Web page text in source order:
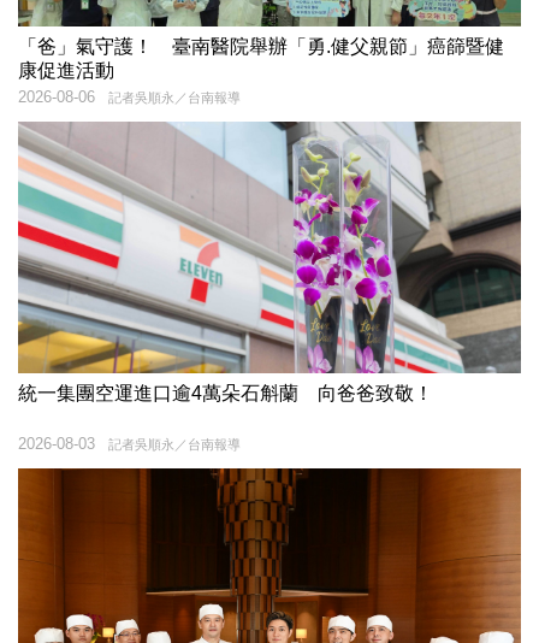
「爸」氣守護！ 臺南醫院舉辦「勇.健父親節」癌篩暨健
康促進活動
記者吳順永／台南報導
2026-08-06
統一集團空運進口逾4萬朵石斛蘭 向爸爸致敬！
記者吳順永／台南報導
2026-08-03